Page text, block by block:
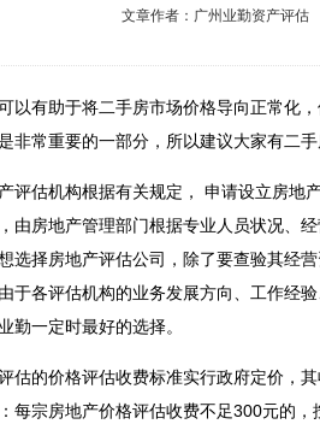
文章作者：广州业勤资产评估
以有助于将二手房市场价格导向正常化
非常重要的一部分，所以建议大家有二
评估机构根据有关规定， 申请设立房地
由房地产管理部门根据专业人员状况、
选择房地产评估公司，除了要查验其经
于各评估机构的业务发展方向、工作经
勤一定时最好的选择。
估的价格评估收费标准实行政府定价，
每宗房地产价格评估收费不足300元的